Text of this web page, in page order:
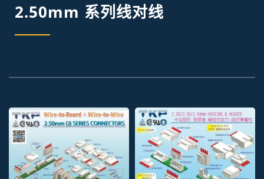
2.50mm 系列线对线